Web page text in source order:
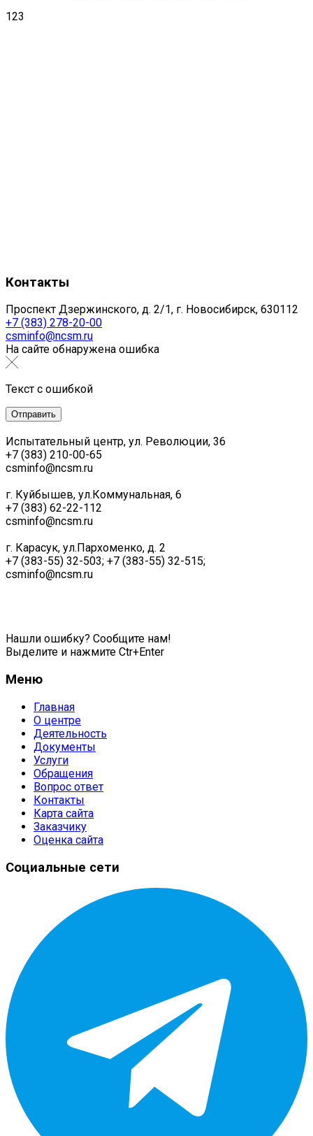
123
Контакты
Проспект Дзержинского, д. 2/1, г. Новосибирск, 630112
+7 (383) 278-20-00
csminfo@ncsm.ru
На сайте обнаружена ошибка
Текст с ошибкой
Испытательный центр, ул. Революции, 36
+7 (383) 210-00-65
csminfo@ncsm.ru
г. Куйбышев, ул.Коммунальная, 6
+7 (383) 62-22-112
csminfo@ncsm.ru
г. Карасук, ул.Пархоменко, д. 2
+7 (383-55) 32-503; +7 (383-55) 32-515;
csminfo@ncsm.ru
Нашли ошибку? Сообщите нам!
Выделите и нажмите Ctr+Enter
Меню
Главная
О центре
Деятельность
Документы
Услуги
Обращения
Вопрос ответ
Контакты
Карта сайта
Заказчику
Оценка сайта
Социальные сети